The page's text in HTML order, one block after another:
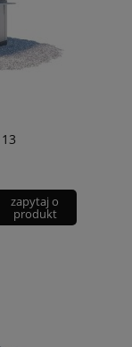
zapytaj o
produkt